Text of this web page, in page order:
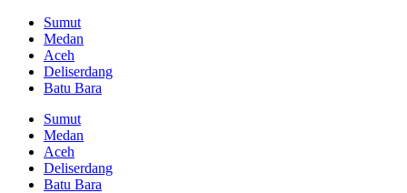
Sumut
Medan
Aceh
Deliserdang
Batu Bara
Sumut
Medan
Aceh
Deliserdang
Batu Bara